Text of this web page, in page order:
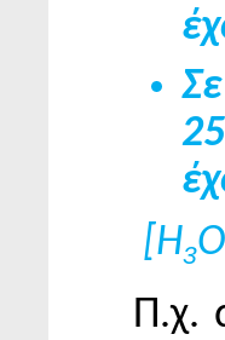
[Η3Ο
Π.χ.